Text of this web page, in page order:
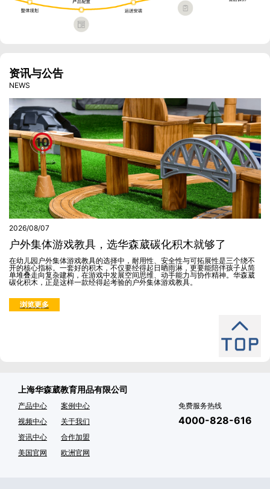
资讯与公告
NEWS
2026/08/07
户外集体游戏教具，选华森葳碳化积木就够了
在幼儿园户外集体游戏教具的选择中，耐用性、安全性与可拓展性是三个绕不
开的核心指标。一套好的积木，不仅要经得起日晒雨淋，更要能陪伴孩子从简
单堆叠走向复杂建构，在游戏中发展空间思维、动手能力与协作精神。华森葳
碳化积木，正是这样一款经得起考验的户外集体游戏教具。
浏览更多
上海华森葳教育用品有限公司
产品中心
视频中心
资讯中心
美国官网
案例中心
关于我们
合作加盟
欧洲官网
免费服务热线
4000-828-616